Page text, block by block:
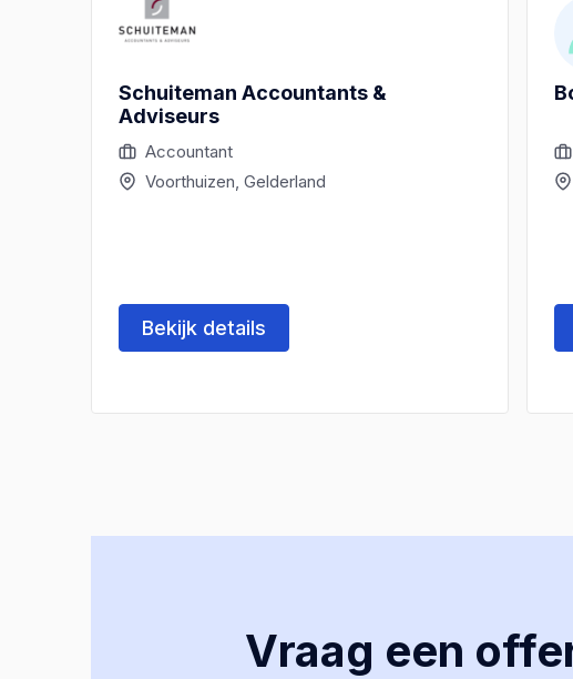
Schuiteman Accountants &
Adviseurs
Accountant
Voorthuizen, Gelderland
Bekijk details
Vraag een